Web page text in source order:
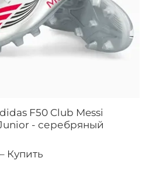
F50 Club Messi
- серебряный
Купить